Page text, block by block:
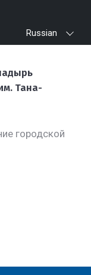
Russian
Тана-
городской